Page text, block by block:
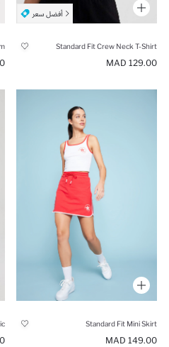
Standard Fit Crew Neck T-Shirt
129.00 MAD
Standard Fit Mini Skirt
149.00 MAD